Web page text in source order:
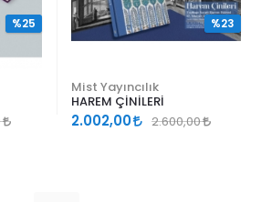
%25
Mist Yayıncılık
HAREM ÇİNİLERİ
2.002,00 2.600,00
%23